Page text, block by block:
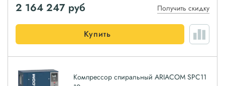
2 164 247 руб Получить скидку
Купить
Компрессор спиральный ARIACOM SPC11